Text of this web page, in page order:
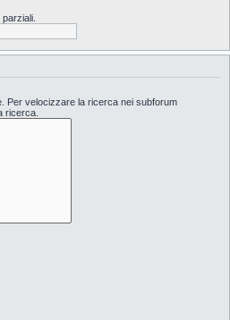
Per velocizzare la ricerca nei subforum
ricerca.